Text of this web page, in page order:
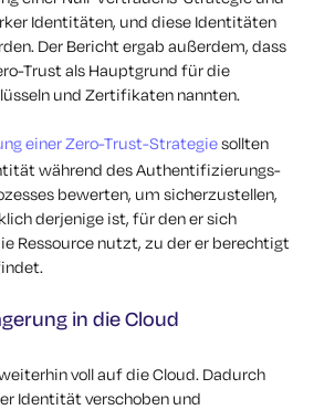
Identitäten, und diese Identitäten
Der Bericht ergab außerdem, dass
Trust als Hauptgrund für die
und Zertifikaten nannten.
einer Zero-Trust-Strategiesollten
während des Authentifizierungs-
bewerten, um sicherzustellen,
derjenige ist, für den er sich
Ressource nutzt, zu der er berechtigt
in die Cloud
voll auf die Cloud. Dadurch
Identität verschoben und